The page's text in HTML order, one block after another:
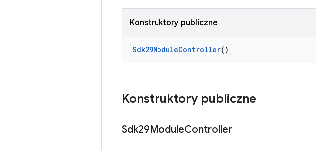
Konstruktory publiczne
Sdk29ModuleController()
Konstruktory publiczne
Sdk29ModuleController